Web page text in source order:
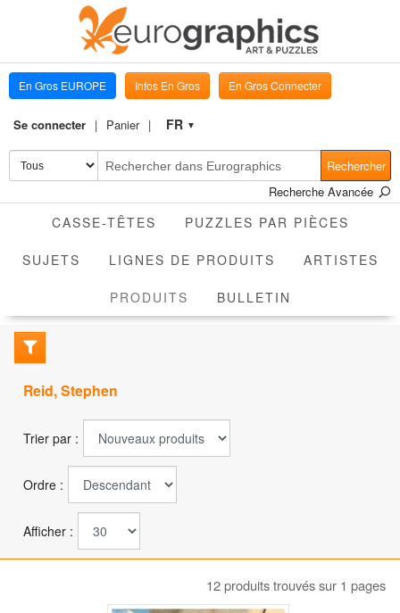
En Gros EUROPE Infos En Gros En Gros Connecter
Se connecter Panier FR ▼
Rechercher
Recherche Avancée
CASSE-TÊTES PUZZLES PAR PIÈCES
SUJETS LIGNES DE PRODUITS ARTISTES
PRODUITS ACTIVEBULLETIN
Reid, Stephen
Trier par :
Ordre :
Afficher :
12 produits trouvés sur 1 pages